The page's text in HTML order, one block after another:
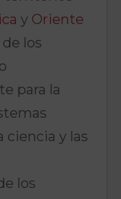
y Oriente
los
para la
ciencia y las
los